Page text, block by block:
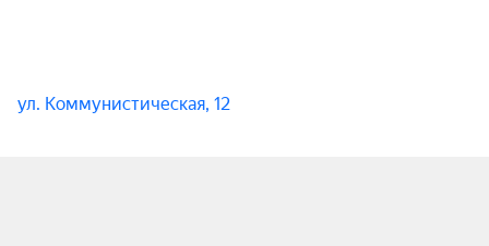
ул. Коммунистическая, 12